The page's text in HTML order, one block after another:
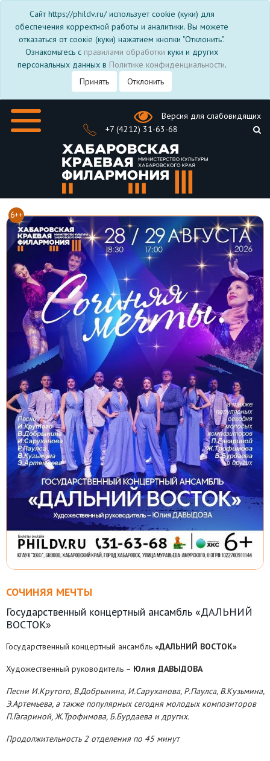
Сайт https://phildv.ru/ использует cookie (куки) для
обеспечения корректной работы и аналитики. Вы можете
отказаться от соокіе (куки) нажатием кнопки "Отклонить".
Ознакомьтесь с правилами обработки куки и других
персональных данных в Политике конфиденциальности.
Принять
Отклонить
Версия для слабовидящих
+7 (4212) 31-63-68
6++
СОЧИНЯЯ МЕЧТЫ
Государственный концертный ансамбль «ДАЛЬНИЙ
ВОСТОК»
Государственный концертный ансамбль «ДАЛЬНИЙ ВОСТОК»
Художественный руководитель – Юлия ДАВЫДОВА
Песни И.Крутого, В.Добрынина, И.Саруханова, Р.Паулса, В.Кузьмина,
Э.Артемьева, а также популярных сегодня молодых композиторов
П.Гагариной, Ж.Трофимова, Б.Бурдаева и других.
Продолжительность 2 отделения по 45 минут